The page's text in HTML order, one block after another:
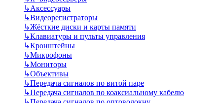
↳Аксессуары
↳Видеорегистраторы
↳Жёсткие диски и карты памяти
↳Клавиатуры и пульты управления
↳Кронштейны
↳Микрофоны
↳Мониторы
↳Объективы
↳Передача сигналов по витой паре
↳Передача сигналов по коаксиальному кабелю